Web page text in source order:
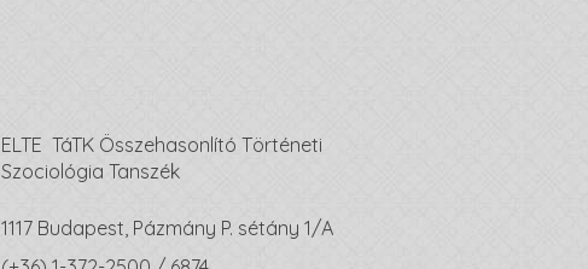
ELTE TáTK Összehasonlító Történeti
Szociológia Tanszék
1117 Budapest, Pázmány P. sétány 1/A